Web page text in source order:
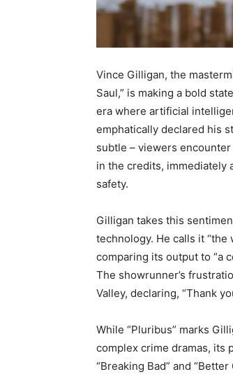
Vince Gilligan, the
Saul,” is making a bold
era where artificial
emphatically declared his
subtle – viewers
in the credits, immediately
safety.
Gilligan takes this
technology. He calls it “the
comparing its output to “a
The showrunner’s
Valley, declaring, “Thank
While “Pluribus” marks
complex crime dramas, its
“Breaking Bad” and